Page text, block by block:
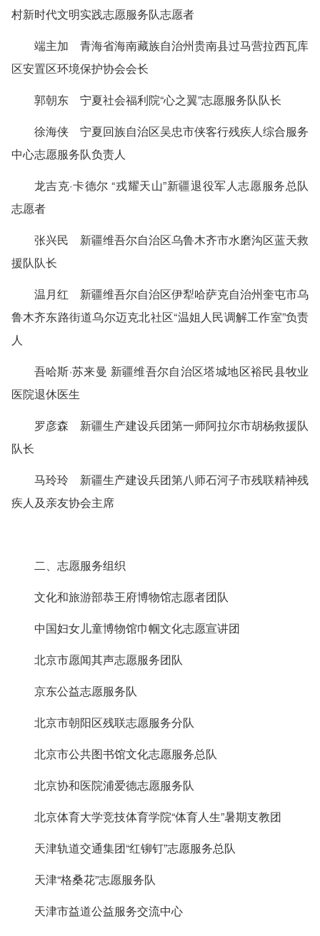
村新时代文明实践志愿服务队志愿者
端主加 青海省海南藏族自治州贵南县过马营拉西瓦库
区安置区环境保护协会会长
郭朝东 宁夏社会福利院“心之翼”志愿服务队队长
徐海侠 宁夏回族自治区吴忠市侠客行残疾人综合服务
中心志愿服务队负责人
龙吉克·卡德尔 “戎耀天山”新疆退役军人志愿服务总队
志愿者
张兴民 新疆维吾尔自治区乌鲁木齐市水磨沟区蓝天救
援队队长
温月红 新疆维吾尔自治区伊犁哈萨克自治州奎屯市乌
鲁木齐东路街道乌尔迈克北社区“温姐人民调解工作室”负责
人
吾哈斯·苏来曼 新疆维吾尔自治区塔城地区裕民县牧业
医院退休医生
罗彦森 新疆生产建设兵团第一师阿拉尔市胡杨救援队
队长
马玲玲 新疆生产建设兵团第八师石河子市残联精神残
疾人及亲友协会主席
二、志愿服务组织
文化和旅游部恭王府博物馆志愿者团队
中国妇女儿童博物馆巾帼文化志愿宣讲团
北京市愿闻其声志愿服务团队
京东公益志愿服务队
北京市朝阳区残联志愿服务分队
北京市公共图书馆文化志愿服务总队
北京协和医院浦爱德志愿服务队
北京体育大学竞技体育学院“体育人生”暑期支教团
天津轨道交通集团“红铆钉”志愿服务总队
天津“格桑花”志愿服务队
天津市益道公益服务交流中心